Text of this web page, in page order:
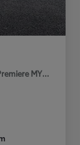
MY25